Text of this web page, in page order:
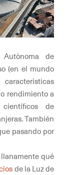
de
(en el mundo
rendimiento a
de
También
pasando por
qué
de la Luz de